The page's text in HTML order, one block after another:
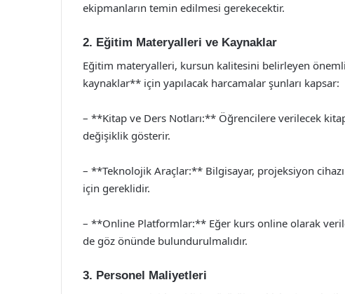
ekipmanların temin edilmesi gerekecektir.
2. Eğitim Materyalleri ve Kaynaklar
Eğitim materyalleri, kursun kalitesini belirleyen
kaynaklar** için yapılacak harcamalar şunları kapsar:
– **Kitap ve Ders Notları:** Öğrencilere verilecek
değişiklik gösterir.
– **Teknolojik Araçlar:** Bilgisayar, projeksiyon
için gereklidir.
– **Online Platformlar:** Eğer kurs online olarak
de göz önünde bulundurulmalıdır.
3. Personel Maliyetleri